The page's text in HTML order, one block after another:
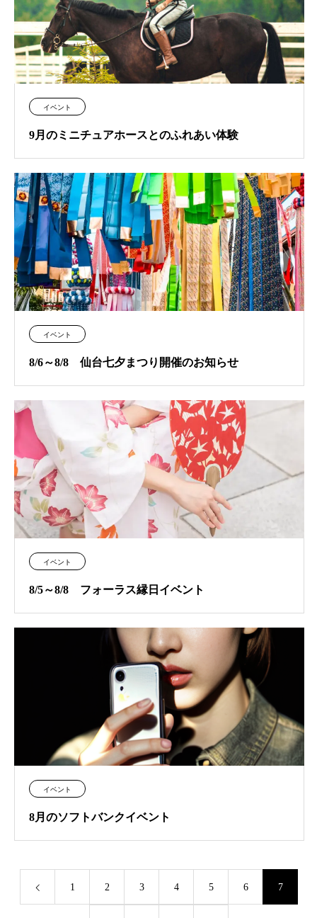
イベント
9月のミニチュアホースとのふれあい体験
イベント
8/6～8/8 仙台七夕まつり開催のお知らせ
イベント
8/5～8/8 フォーラス縁日イベント
イベント
8月のソフトバンクイベント
1 2 3 4 5 6 7